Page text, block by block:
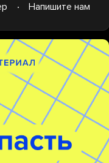
Напишите нам